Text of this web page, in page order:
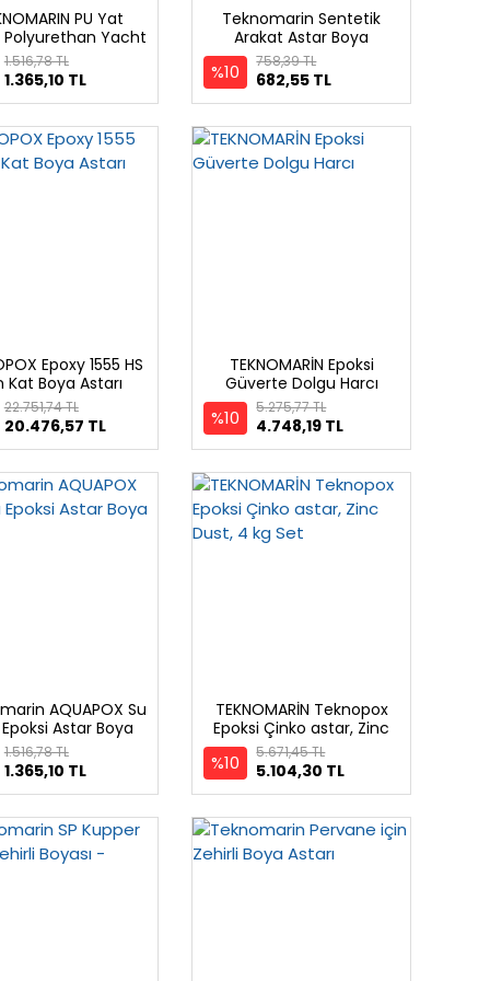
PU Yat
Polyurethan Yacht
Mat-Yarı Mat
1.365,10 TL
1.516,78 TL
Teknomarin Sentetik
Arakat Astar Boya
%10 682,55 TL
758,39 TL
Epoxy 1555 HS
Kat Boya Astarı
20.476,57 TL
22.751,74 TL
TEKNOMARİN Epoksi
Güverte Dolgu Harcı
%10 4.748,19 TL
5.275,77 TL
AQUAPOX Su
Epoksi Astar Boya
1.365,10 TL
1.516,78 TL
TEKNOMARİN Teknopox
Epoksi Çinko astar, Zinc
Dust, 4 kg Set
%10 5.104,30 TL
5.671,45 TL